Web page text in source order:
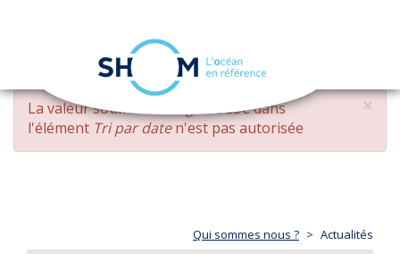
Aller
contenu
principal
navigation
×
MESSAGE
D'ERREUR
La valeur soumise changed DESCdans
l'élément Tri par daten'est pas autorisée
Qui sommes nous ? Actualités